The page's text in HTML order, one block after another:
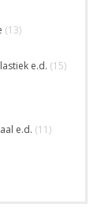
(13)
e.d. (15)
e.d. (11)